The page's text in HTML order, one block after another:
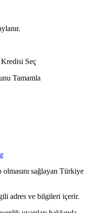
Seç
Tamamla
sağlayan Türkiye
adres ve bilgileri içerir.